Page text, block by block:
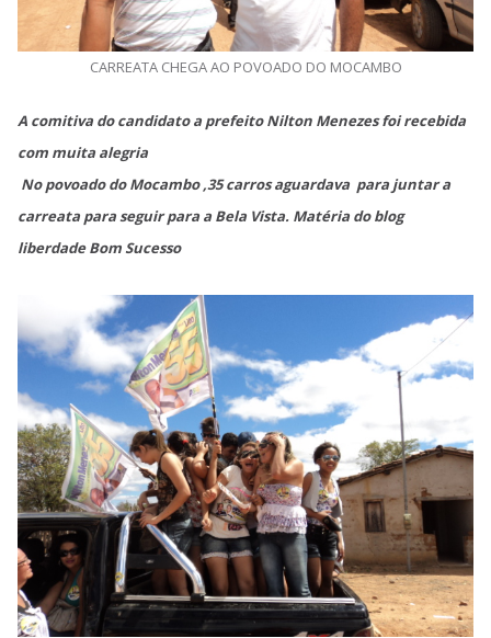
CARREATA CHEGA AO POVOADO DO MOCAMBO
A comitiva do candidato a prefeito Nilton Menezes foi recebida
com muita alegria
No povoado do Mocambo ,35 carros aguardava para juntar a
carreata para seguir para a Bela Vista. Matéria do blog
liberdade Bom Sucesso